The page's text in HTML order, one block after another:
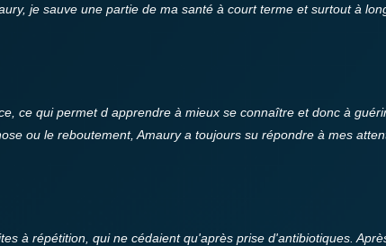
je sauve une partie de ma santé à court terme et surtout à
ce qui permet d apprendre à mieux se connaître et donc à
ou le reboutement, Amaury a toujours su répondre à mes
à répétition, qui ne cédaient qu'après prise d'antibiotiques.